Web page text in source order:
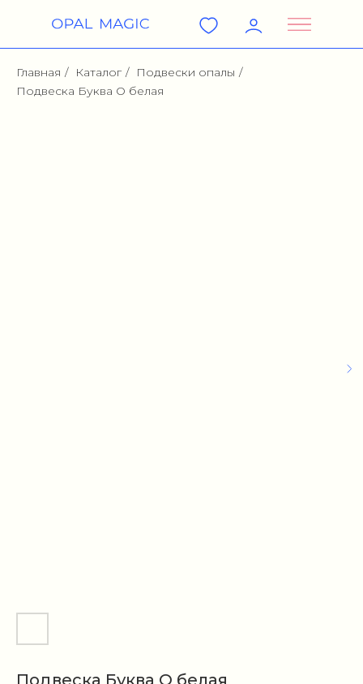
Главная / Каталог / Подвески опалы /
Подвеска Буква O белая